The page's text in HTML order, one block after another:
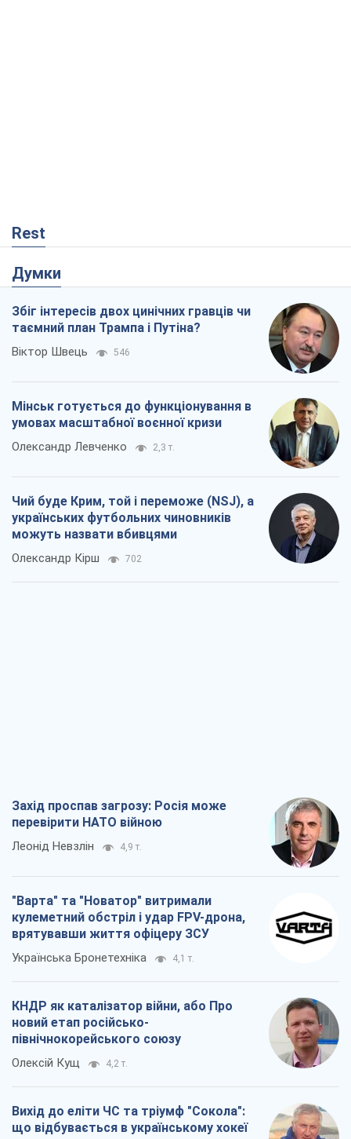
Rest
Думки
Збіг інтересів двох цинічних гравців чи
таємний план Трампа і Путіна?
Віктор Швець 546
Мінськ готується до функціонування в
умовах масштабної воєнної кризи
Олександр Левченко 2,3 т.
Чий буде Крим, той і переможе (NSJ), а
українських футбольних чиновників
можуть назвати вбивцями
Олександр Кірш 702
Захід проспав загрозу: Росія може
перевірити НАТО війною
Леонід Невзлін 4,9 т.
"Варта" та "Новатор" витримали
кулеметний обстріл і удар FPV-дрона,
врятувавши життя офіцеру ЗСУ
Українська Бронетехніка 4,1 т.
КНДР як каталізатор війни, або Про
новий етап російсько-
північнокорейського союзу
Олексій Кущ 4,2 т.
Вихід до еліти ЧС та тріумф "Сокола":
що відбувається в українському хокеї